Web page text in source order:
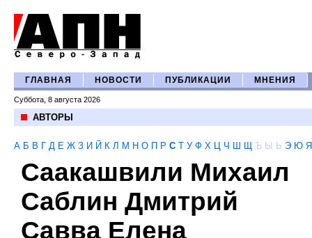
ГЛАВНАЯ НОВОСТИ ПУБЛИКАЦИИ МНЕНИЯ
Суббота, 8 августа 2026
АВТОРЫ
А Б В Г Д Е Ж З И Й К Л М Н О П Р С Т У Ф Х Ц Ч Ш Щ Ъ Ы Ь Э Ю Я
Саакашвили Михаил
Саблин Дмитрий
Савва Елена